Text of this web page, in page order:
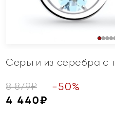
Серьги из серебра с
8 879₽ -50%
4 440₽